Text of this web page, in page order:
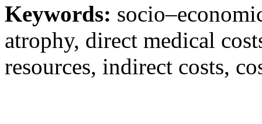
Keywords:
atrophy, direct medical
resources, indirect costs,